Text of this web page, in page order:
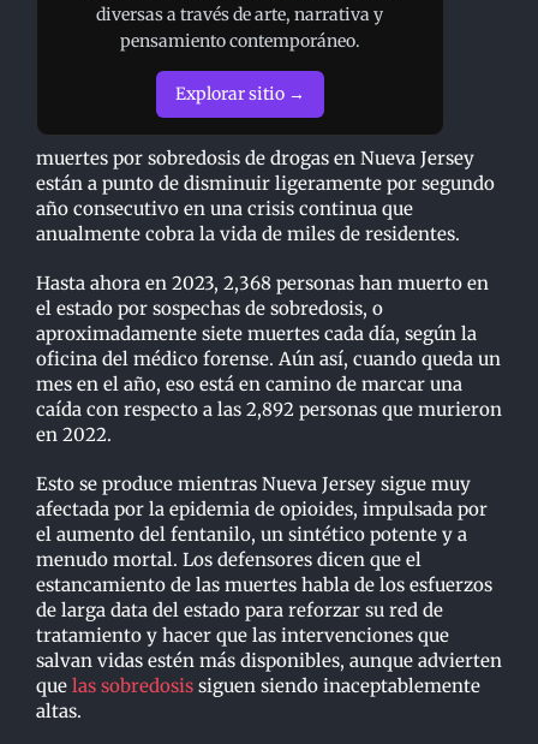
diversas a través de arte, narrativa y
pensamiento contemporáneo.
Explorar sitio →
muertes por sobredosis de drogas en Nueva Jersey
están a punto de disminuir ligeramente por segundo
año consecutivo en una crisis continua que
anualmente cobra la vida de miles de residentes.
Hasta ahora en 2023, 2,368 personas han muerto en
el estado por sospechas de sobredosis, o
aproximadamente siete muertes cada día, según la
oficina del médico forense. Aún así, cuando queda un
mes en el año, eso está en camino de marcar una
caída con respecto a las 2,892 personas que murieron
en 2022.
Esto se produce mientras Nueva Jersey sigue muy
afectada por la epidemia de opioides, impulsada por
el aumento del fentanilo, un sintético potente y a
menudo mortal. Los defensores dicen que el
estancamiento de las muertes habla de los esfuerzos
de larga data del estado para reforzar su red de
tratamiento y hacer que las intervenciones que
salvan vidas estén más disponibles, aunque advierten
que las sobredosissiguen siendo inaceptablemente
altas.